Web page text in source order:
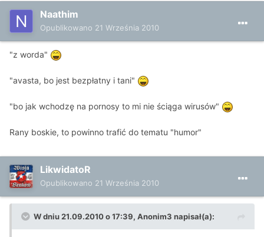
Naathim
Opublikowano 21 Września 2010
"z worda"
"avasta, bo jest bezpłatny i tani"
"bo jak wchodzę na pornosy to mi nie ściąga wirusów"
Rany boskie, to powinno trafić do tematu "humor"
LikwidatoR
Opublikowano 21 Września 2010
W dniu 21.09.2010 o 17:39, Anonim3 napisał(a):